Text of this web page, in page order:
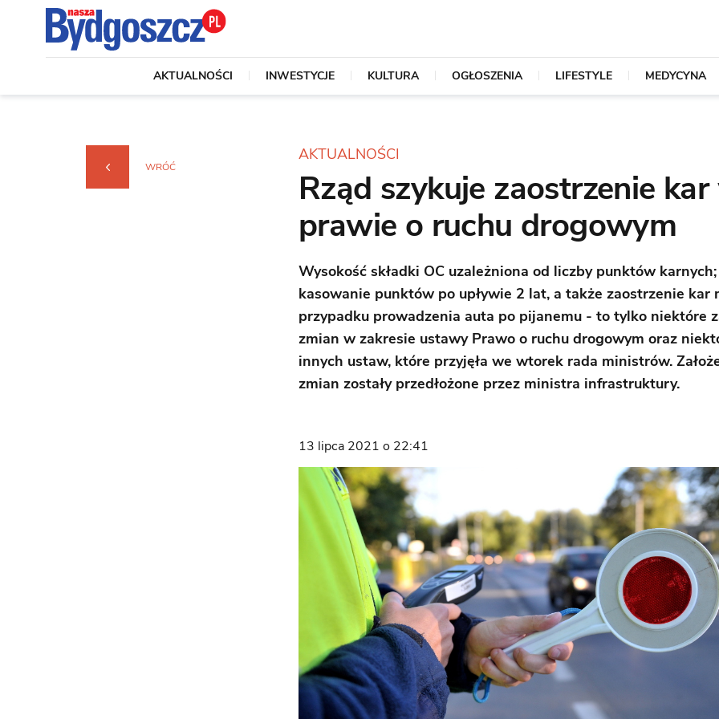
AKTUALNOŚCI INWESTYCJE KULTURA OGŁOSZENIA LIFESTYLE MEDYCYNA
WRÓĆ
AKTUALNOŚCI
Rząd szykuje zaostrzenie
prawie o ruchu drogowym
Wysokość składki OC uzależniona od liczby punktów karnych;
kasowanie punktów po upływie 2 lat, a także zaostrzenie kar
przypadku prowadzenia auta po pijanemu - to tylko niektóre
zmian w zakresie ustawy Prawo o ruchu drogowym oraz
innych ustaw, które przyjęła we wtorek rada ministrów.
zmian zostały przedłożone przez ministra infrastruktury.
13 lipca 2021 o 22:41